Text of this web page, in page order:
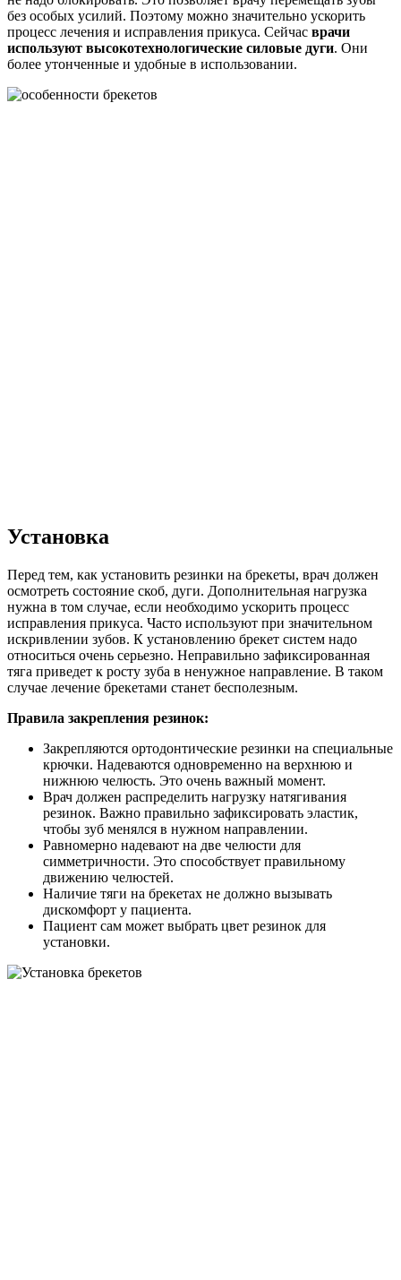
без особых усилий. Поэтому можно значительно ускорить
процесс лечения и исправления прикуса. Сейчас врачи
используют высокотехнологические силовые дуги. Они
более утонченные и удобные в использовании.
Установка
Перед тем, как установить резинки на брекеты, врач должен
осмотреть состояние скоб, дуги. Дополнительная нагрузка
нужна в том случае, если необходимо ускорить процесс
исправления прикуса. Часто используют при значительном
искривлении зубов. К установлению брекет систем надо
относиться очень серьезно. Неправильно зафиксированная
тяга приведет к росту зуба в ненужное направление. В таком
случае лечение брекетами станет бесполезным.
Правила закрепления резинок:
Закрепляются ортодонтические резинки на специальные
крючки. Надеваются одновременно на верхнюю и
нижнюю челюсть. Это очень важный момент.
Врач должен распределить нагрузку натягивания
резинок. Важно правильно зафиксировать эластик,
чтобы зуб менялся в нужном направлении.
Равномерно надевают на две челюсти для
симметричности. Это способствует правильному
движению челюстей.
Наличие тяги на брекетах не должно вызывать
дискомфорт у пациента.
Пациент сам может выбрать цвет резинок для
установки.